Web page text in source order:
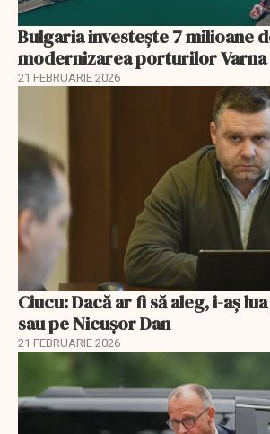
Bulgaria investește 7 milioane
modernizarea porturilor Varna
21 FEBRUARIE 2026
Ciucu: Dacă ar fi să aleg, i-aș
sau pe Nicușor Dan
21 FEBRUARIE 2026